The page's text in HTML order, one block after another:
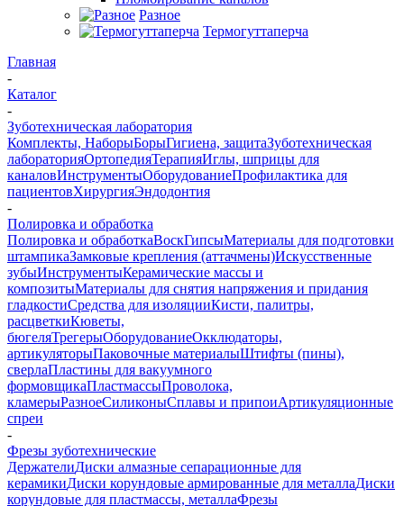
Разное
Термогуттаперча
Главная
-
Каталог
-
Зуботехническая лаборатория
Комплекты, НаборыБорыГигиена, защитаЗуботехническая
лабораторияОртопедияТерапияИглы, шприцы для
каналовИнструментыОборудованиеПрофилактика для
пациентовХирургияЭндодонтия
-
Полировка и обработка
Полировка и обработкаВоскГипсыМатериалы для подготовки
штампикаЗамковые крепления (аттачмены)Искусственные
зубыИнструментыКерамические массы и
композитыМатериалы для снятия напряжения и придания
гладкостиСредства для изоляцииКисти, палитры,
расцветкиКюветы,
бюгеляТрегерыОборудованиеОкклюдаторы,
артикуляторыПаковочные материалыШтифты (пины),
сверлаПластины для вакуумного
формовщикаПластмассыПроволока,
кламерыРазноеСиликоныСплавы и припоиАртикуляционные
спреи
-
Фрезы зуботехнические
ДержателиДиски алмазные сепарационные для
керамикиДиски корундовые армированные для металлаДиски
корундовые для пластмассы, металлаФрезы